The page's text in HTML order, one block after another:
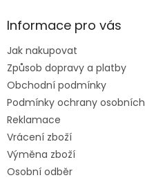
Informace pro vás
Jak nakupovat
Způsob dopravy a platby
Obchodní podmínky
Podmínky ochrany
Reklamace
Vrácení zboží
Výměna zboží
Osobní odběr